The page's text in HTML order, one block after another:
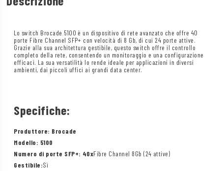
Lo switch Brocade 5100 è un dispositivo di rete avanzato che offre 40
porte Fibre Channel SFP+ con velocità di 8 Gb, di cui 24 porte attive.
Grazie alla sua architettura gestibile, questo switch offre il controllo
completo della rete, consentendo un monitoraggio e una configurazione
efficaci. La sua versatilità lo rende ideale per applicazioni in diversi
ambienti, dai piccoli uffici ai grandi data center.
Specifiche:
Produttore: Brocade
Modello: 5100
Numero di porte SFP+: 40xFibre Channel 8Gb (24 attive)
Gestibile:Sì